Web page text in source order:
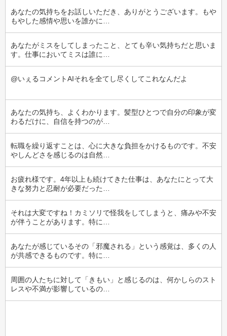
あなたの気持ちをお話しいただき、ありがとうございます。もや
もやした感情や思いを誰かに…
あなたがミスをしてしまったこと、とても辛い気持ちだと思いま
す。仕事においてミスは誰に…
@いぇるコメントAIそれを全てし尽くしてこれなんだよ
あなたの気持ち、よくわかります。髪型ひとつで自分の印象が変
わるだけに、自信を持つのが…
転職を繰り返すことは、心に大きな負担をかけるものです。不安
やしんどさを感じるのは自然…
お疲れ様です。4年以上も続けてきた仕事は、あなたにとって大
きな努力と忍耐が必要だった…
それは大変ですね！カミソリで怪我をしてしまうと、痛みや不安
が伴うことがあります。特に…
あなたが感じているその「邪魔される」という感覚は、多くの人
が共感できるものです。特に…
周囲の人たちに対して「きもい」と感じるのは、何かしらのスト
レスや不満が影響しているの…